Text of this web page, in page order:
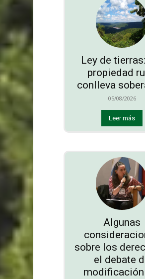
Ley de
propiedad
conlleva
05/08/2026
Leer más
Algunas
sobre los
el debate